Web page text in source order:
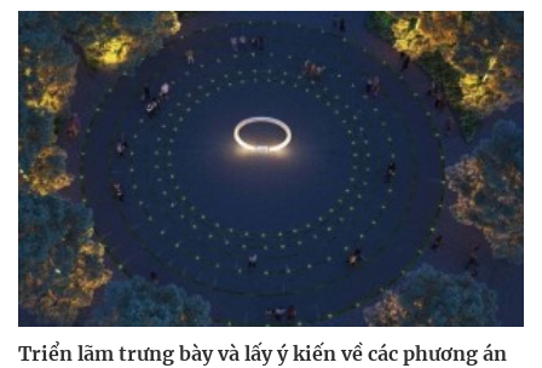
Triển lãm trưng bày và lấy ý kiến về các phương án